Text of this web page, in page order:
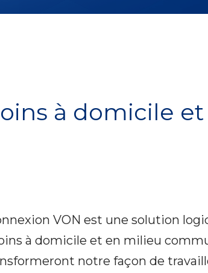
à domicile
VON est une solution
à domicile et en milieu
notre façon de